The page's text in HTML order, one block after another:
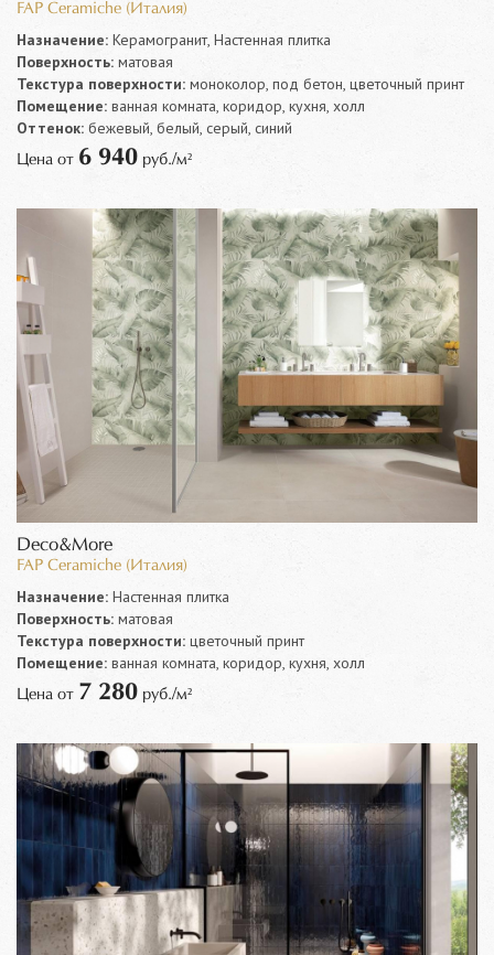
FAP Ceramiche (Италия)
Назначение: Керамогранит, Настенная плитка
Поверхность: матовая
Текстура поверхности: моноколор, под бетон, цветочный принт
Помещение: ванная комната, коридор, кухня, холл
Оттенок: бежевый, белый, серый, синий
Цена от 6 940 руб./м²
Deco&More
FAP Ceramiche (Италия)
Назначение: Настенная плитка
Поверхность: матовая
Текстура поверхности: цветочный принт
Помещение: ванная комната, коридор, кухня, холл
Цена от 7 280 руб./м²